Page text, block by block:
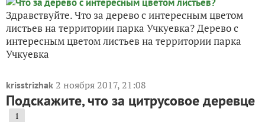
Здравствуйте. Что за дерево с интересным цветом
листьев на территории парка Учкуевка? Дерево с
интересным цветом листьев на территории парка
Учкуевка
krisstrizhak 2 ноября 2017, 21:08
Подскажите, что за цитрусовое деревце
1